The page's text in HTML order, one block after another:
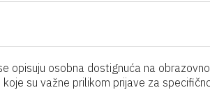
opisuju osobna dostignuća na
su važne prilikom prijave za